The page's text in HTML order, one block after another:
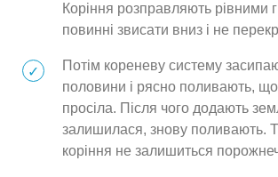
Коріння розправляють рівними
повинні звисати вниз і не
Потім кореневу систему
половини і рясно поливають,
просіла. Після чого додають
залишилася, знову поливають.
коріння не залишиться